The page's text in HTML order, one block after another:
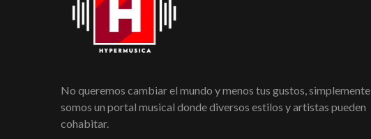
No queremos cambiar el mundo y menos tus gustos, simplemente
somos un portal musical donde diversos estilos y artistas pueden
cohabitar.